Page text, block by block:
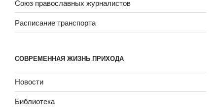
Союз православных журналистов
Расписание транспорта
СОВРЕМЕННАЯ ЖИЗНЬ ПРИХОДА
Новости
Библиотека